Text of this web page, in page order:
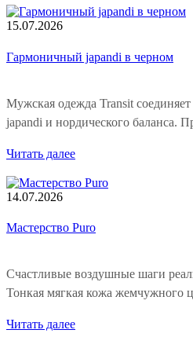
15.07.2026
Гармоничный japandi в черном
Мужская одежда Transit соединяет
japandi и нордического баланса.
Читать далее
14.07.2026
Мастерство Puro
Счастливые воздушные шаги
Тонкая мягкая кожа жемчужного
Читать далее